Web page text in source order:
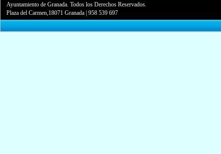
Ayuntamiento de Granada. Todos los Derechos Reservados.
Plaza del Carmen,18071 Granada |958 539 697